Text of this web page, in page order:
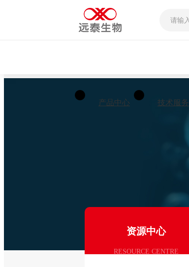
产品中心 技术服务
资源中心
RESOURCE CENTRE